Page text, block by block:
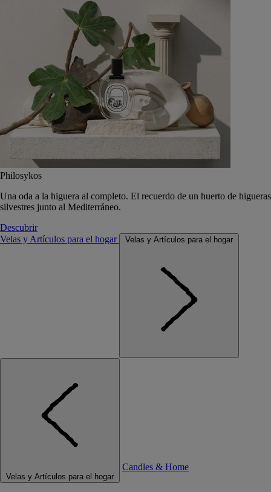
Philosykos
Una oda a la higuera al completo. El recuerdo de un huerto de higueras
silvestres junto al Mediterráneo.
Descubrir
Velas y Artículos para el hogar
Velas y Artículos para el hogar
Velas y Artículos para el hogar
Candles & Home